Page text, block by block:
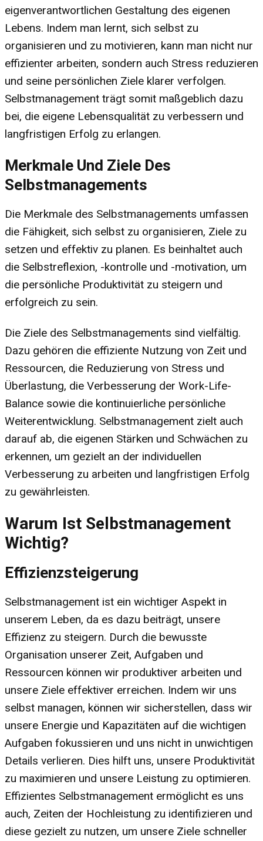
eigenverantwortlichen Gestaltung des eigenen
Lebens. Indem man lernt, sich selbst zu
organisieren und zu motivieren, kann man nicht nur
effizienter arbeiten, sondern auch Stress reduzieren
und seine persönlichen Ziele klarer verfolgen.
Selbstmanagement trägt somit maßgeblich dazu
bei, die eigene Lebensqualität zu verbessern und
langfristigen Erfolg zu erlangen.
Merkmale Und Ziele Des
Selbstmanagements
Die Merkmale des Selbstmanagements umfassen
die Fähigkeit, sich selbst zu organisieren, Ziele zu
setzen und effektiv zu planen. Es beinhaltet auch
die Selbstreflexion, -kontrolle und -motivation, um
die persönliche Produktivität zu steigern und
erfolgreich zu sein.
Die Ziele des Selbstmanagements sind vielfältig.
Dazu gehören die effiziente Nutzung von Zeit und
Ressourcen, die Reduzierung von Stress und
Überlastung, die Verbesserung der Work-Life-
Balance sowie die kontinuierliche persönliche
Weiterentwicklung. Selbstmanagement zielt auch
darauf ab, die eigenen Stärken und Schwächen zu
erkennen, um gezielt an der individuellen
Verbesserung zu arbeiten und langfristigen Erfolg
zu gewährleisten.
Warum Ist Selbstmanagement
Wichtig?
Effizienzsteigerung
Selbstmanagement ist ein wichtiger Aspekt in
unserem Leben, da es dazu beiträgt, unsere
Effizienz zu steigern. Durch die bewusste
Organisation unserer Zeit, Aufgaben und
Ressourcen können wir produktiver arbeiten und
unsere Ziele effektiver erreichen. Indem wir uns
selbst managen, können wir sicherstellen, dass wir
unsere Energie und Kapazitäten auf die wichtigen
Aufgaben fokussieren und uns nicht in unwichtigen
Details verlieren. Dies hilft uns, unsere Produktivität
zu maximieren und unsere Leistung zu optimieren.
Effizientes Selbstmanagement ermöglicht es uns
auch, Zeiten der Hochleistung zu identifizieren und
diese gezielt zu nutzen, um unsere Ziele schneller